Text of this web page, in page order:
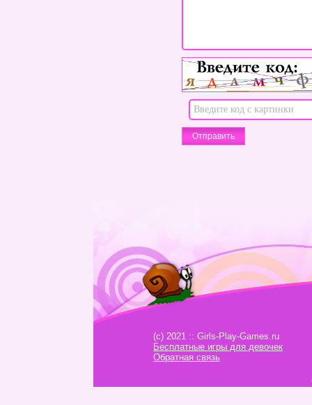
(c) 2021 :: Girls-Play-Games.ru
Бесплатные игры для девочек
Обратная связь